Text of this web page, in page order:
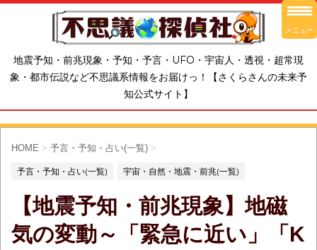
地震予知・前兆現象・予知・予言・UFO・宇宙人・透視・超常現
象・都市伝説など不思議系情報をお届けっ！【さくらさんの未来予
知公式サイト】
HOME > 予言・予知・占い(一覧) >
予言・予知・占い(一覧) 宇宙・自然・地震・前兆(一覧)
【地震予知・前兆現象】地磁
気の変動～「緊急に近い」「K
メニュー